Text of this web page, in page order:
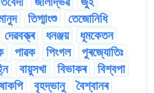
তিগ্মাংশু
তেজোনিধি
দেৱবক্ত্ৰ ধনঞ্জয়
ধূমকেতন
পাৱক পিংগল
পুৰজ্যোতিঃ
বায়ুসখা বিভাকৰ
বিশ্বপা
বৃহদ্ভানু
বৈশ্বানৰ